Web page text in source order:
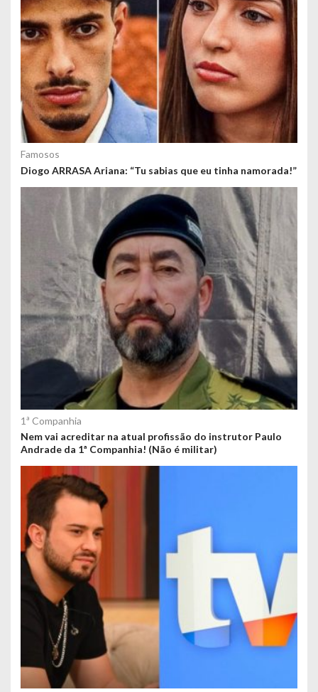
Famosos
Diogo ARRASA Ariana: “Tu sabias que eu tinha namorada!”
1ª Companhia
Nem vai acreditar na atual profissão do instrutor Paulo
Andrade da 1ª Companhia! (Não é militar)